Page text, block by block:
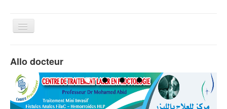
Basculer
Contact
Allo docteur